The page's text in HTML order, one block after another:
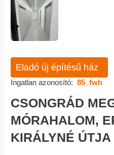
Eladó új építésű ház
Ingatlan azonosító: 85_fwh
CSONGRÁD
MÓRAHALOM,
KIRÁLYNÉ ÚTJA